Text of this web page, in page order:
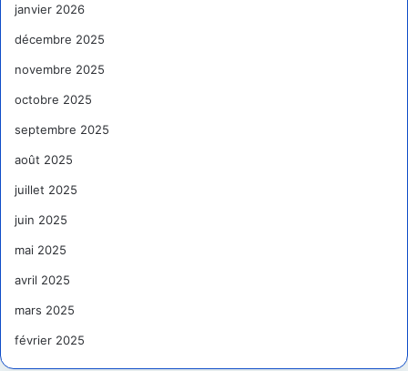
janvier 2026
décembre 2025
novembre 2025
octobre 2025
septembre 2025
août 2025
juillet 2025
juin 2025
mai 2025
avril 2025
mars 2025
février 2025